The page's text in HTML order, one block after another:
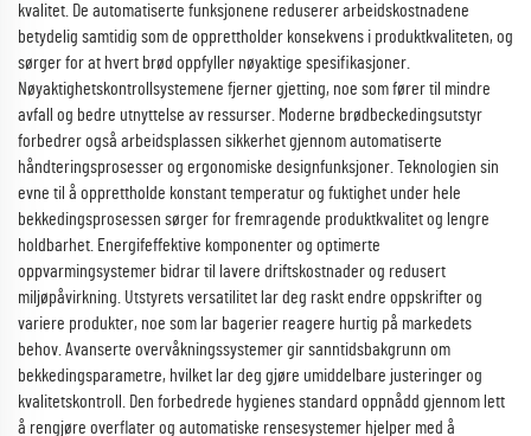
kvalitet. De automatiserte funksjonene reduserer arbeidskostnadene
betydelig samtidig som de opprettholder konsekvens i produktkvaliteten, og
sørger for at hvert brød oppfyller nøyaktige spesifikasjoner.
Nøyaktighetskontrollsystemene fjerner gjetting, noe som fører til mindre
avfall og bedre utnyttelse av ressurser. Moderne brødbeckedingsutstyr
forbedrer også arbeidsplassen sikkerhet gjennom automatiserte
håndteringsprosesser og ergonomiske designfunksjoner. Teknologien sin
evne til å opprettholde konstant temperatur og fuktighet under hele
bekkedingsprosessen sørger for fremragende produktkvalitet og lengre
holdbarhet. Energifeffektive komponenter og optimerte
oppvarmingsystemer bidrar til lavere driftskostnader og redusert
miljøpåvirkning. Utstyrets versatilitet lar deg raskt endre oppskrifter og
variere produkter, noe som lar bagerier reagere hurtig på markedets
behov. Avanserte overvåkningssystemer gir sanntidsbakgrunn om
bekkedingsparametre, hvilket lar deg gjøre umiddelbare justeringer og
kvalitetskontroll. Den forbedrede hygienes standard oppnådd gjennom lett
å rengjøre overflater og automatiske rensesystemer hjelper med å